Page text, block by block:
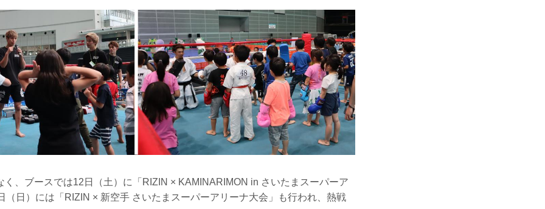
く、ブースでは12日（土）に「RIZIN × KAMINARIMON in さいたまスーパーア
（日）には「RIZIN × 新空手 さいたまスーパーアリーナ大会」も行われ、熱戦